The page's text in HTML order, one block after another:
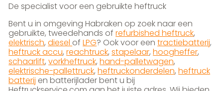
De specialist voor een gebruikte heftruck
Bent u in omgeving Habraken op zoek naar een
gebruikte, tweedehands ofrefurbished heftruck,
elektrisch,diesel ofLPG? Ook voor eentractiebatterij,
heftruck accu,reachtruck,stapelaar,hoogheffer,
schaarlift,vorkheftruck,hand-palletwagen,
elektrische-pallettruck,heftruckonderdelen,heftruck
batterij en batterijlader bent u bij